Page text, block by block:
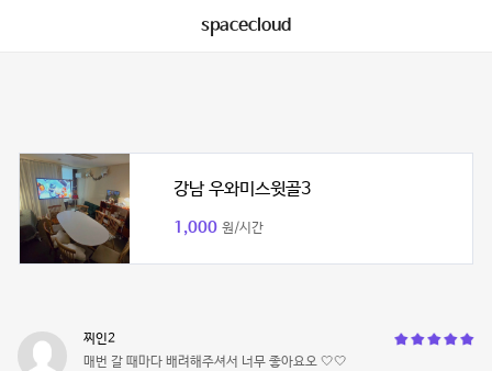
spacecloud
강남 우와미스윗골3
1,000 원/시간
찌인2
매번 갈 때마다 배려해주셔서 너무 좋아요오 🤍🤍